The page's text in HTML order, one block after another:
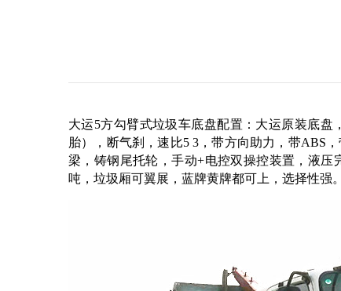
大运5方勾臂式垃圾车底盘配置：大运原装底盘
胎），断气刹，速比5 3，带方向助力，带ABS
梁，铸钢尾托轮，手动+电控双操控装置，液
吨，垃圾厢可翼展，蓝牌黄牌都可上，选择性强